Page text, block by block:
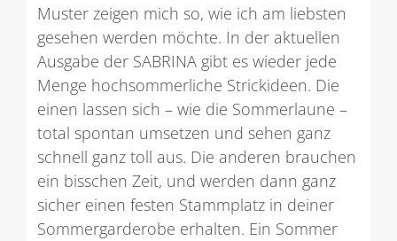
Muster zeigen mich so, wie ich am liebsten
gesehen werden möchte. In der aktuellen
Ausgabe der SABRINA gibt es wieder jede
Menge hochsommerliche Strickideen. Die
einen lassen sich – wie die Sommerlaune –
total spontan umsetzen und sehen ganz
schnell ganz toll aus. Die anderen brauchen
ein bisschen Zeit, und werden dann ganz
sicher einen festen Stammplatz in deiner
Sommergarderobe erhalten. Ein Sommer